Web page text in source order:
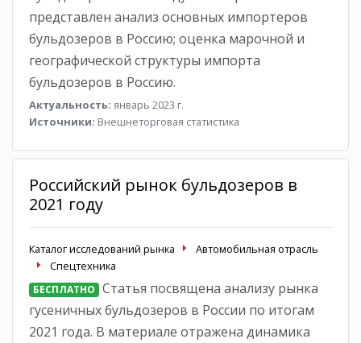
представлен анализ основных импортеров
бульдозеров в Россию; оценка марочной и
географической структуры импорта
бульдозеров в Россию.
Актуальность: январь 2023 г.
Источники: Внешнеторговая статистика
Российский рынок бульдозеров в
2021 году
Каталог исследований рынка
Автомобильная отрасль
Спецтехника
БЕСПЛАТНО Статья посвящена анализу рынка
гусеничных бульдозеров в России по итогам
2021 года. В материале отражена динамика